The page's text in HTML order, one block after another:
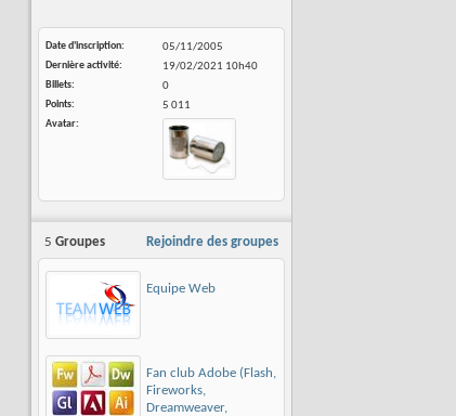
Date d'inscription
05/11/2005
Dernière activité
19/02/2021 10h40
Billets
0
Points
5 011
Avatar
Rejoindre des groupes
5 Groupes
Equipe Web
Fan club Adobe (Flash,
Fireworks,
Dreamweaver,